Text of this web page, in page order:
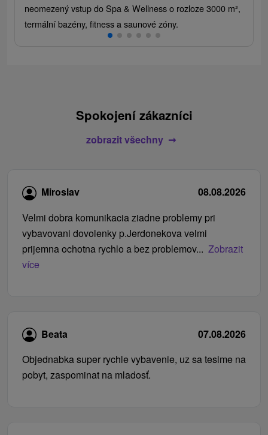
neomezený vstup do Spa & Wellness o rozloze 3000 m²,
termální bazény, fitness a saunové zóny.
Spokojení zákazníci
zobrazit všechny
Miroslav
08.08.2026
Velmi dobra komunikacia ziadne problemy pri
vybavovani dovolenky p.Jerdonekova velmi
prijemna ochotna rychlo a bez problemov... Zobrazit
více
Beata
07.08.2026
Objednabka super rychle vybavenie, uz sa tesime na
pobyt, zaspominat na mladosť.